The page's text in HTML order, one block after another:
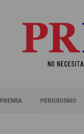
PRENSA PERIODISMO